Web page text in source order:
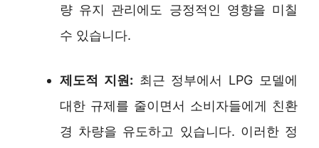
량 유지 관리에도 긍정적인 영향을 미칠
수 있습니다.
제도적 지원: 최근 정부에서 LPG 모델에
대한 규제를 줄이면서 소비자들에게 친환
경 차량을 유도하고 있습니다. 이러한 정